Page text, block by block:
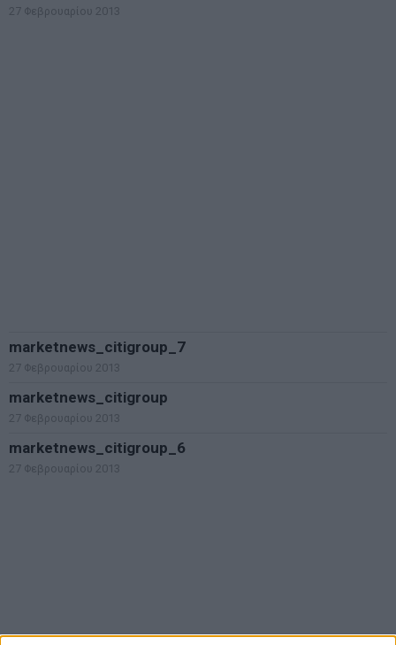
27 Φεβρουαρίου 2013
marketnews_citigroup_7
27 Φεβρουαρίου 2013
marketnews_citigroup
27 Φεβρουαρίου 2013
marketnews_citigroup_6
27 Φεβρουαρίου 2013